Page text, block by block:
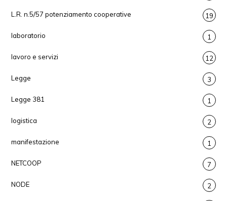
L.R. n.5/57 potenziamento cooperative 19
laboratorio 1
lavoro e servizi 12
Legge 3
Legge 381 1
logistica 2
manifestazione 1
NETCOOP 7
NODE 2